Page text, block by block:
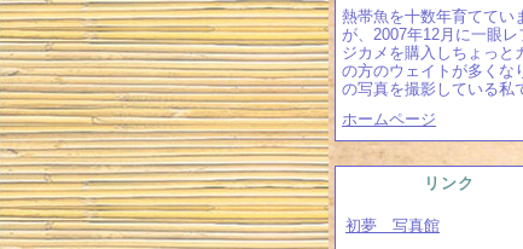
熱帯魚を十数年育ててい
が、2007年12月に一眼レ
ジカメを購入しちょっと
の方のウェイトが多くな
の写真を撮影している私
ホームページ
リンク
初夢 写真館